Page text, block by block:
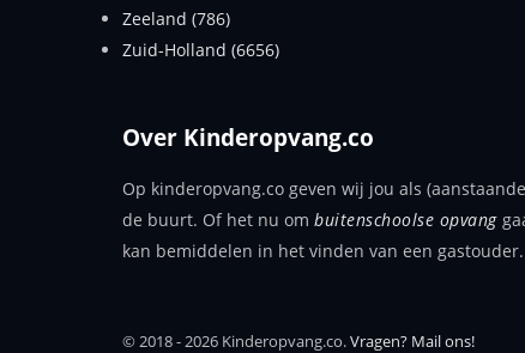
Zeeland (786)
Zuid-Holland (6656)
Over Kinderopvang.co
Op kinderopvang.co geven wij jou als
de buurt. Of het nu om buitenschoolse opvang
kan bemiddelen in het vinden van een gastouder.
© 2018 - 2026 Kinderopvang.co.Vragen? Mail ons!